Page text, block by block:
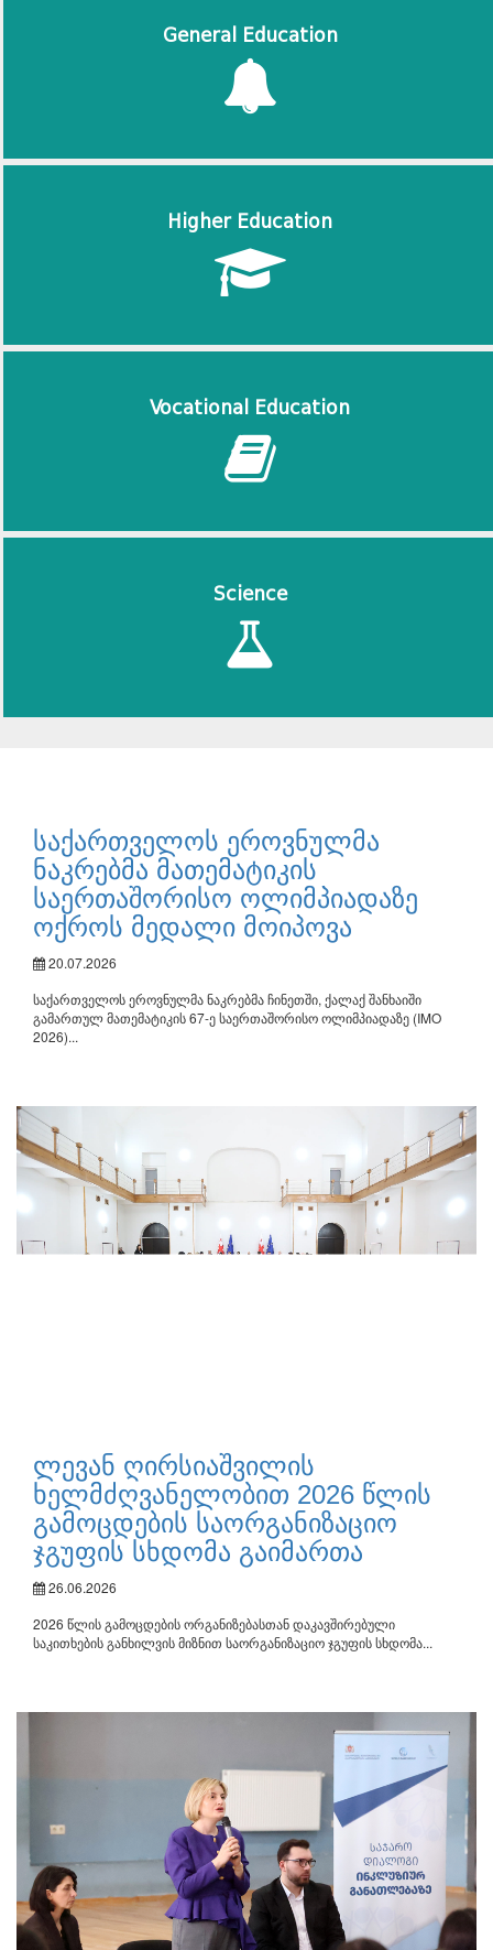
General Education
Higher Education
Vocational Education
Science
საქართველოს ეროვნულმა
ნაკრებმა მათემატიკის
საერთაშორისო ოლიმპიადაზე
ოქროს მედალი მოიპოვა
20.07.2026
საქართველოს ეროვნულმა ნაკრებმა ჩინეთში, ქალაქ შანხაიში
გამართულ მათემატიკის 67-ე საერთაშორისო ოლიმპიადაზე (IMO
2026)...
ლევან ღირსიაშვილის
ხელმძღვანელობით 2026 წლის
გამოცდების საორგანიზაციო
ჯგუფის სხდომა გაიმართა
26.06.2026
2026 წლის გამოცდების ორგანიზებასთან დაკავშირებული
საკითხების განხილვის მიზნით საორგანიზაციო ჯგუფის სხდომა...